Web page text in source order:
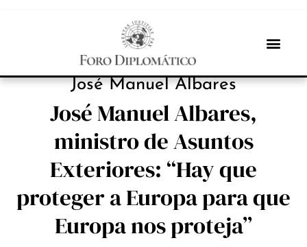
INBOX INTERNACIONAL
José Manuel Albares
José Manuel Albares,
ministro de Asuntos
Exteriores: “Hay que
proteger a Europa para que
Europa nos proteja”